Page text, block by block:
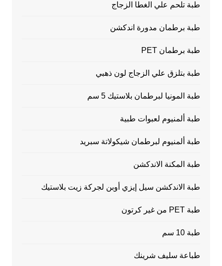
طبة تلحم علي الغطا الزجاج
طبة برطمان مدورة اندكشن
طبة برطمان PET
طبة بتلزق علي الزجاج لون ذهبي
طبة المونيا لبرطمان بلاستيك 5 سم
طبة ألمنيوم لعبوات طبية
طبة ألمنيوم لبرطمان شيكولاتة سبريد
طبة المكنة الاندكشن
طبة الاندكشن سيل إيزي أوبن لجركة زيت بلاستيك
طبة PET من غير كرتون
طبة 10 سم
طباعة سليف شرينك